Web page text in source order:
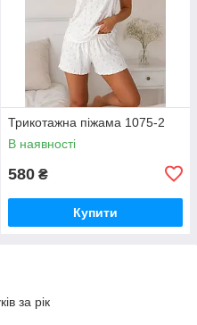
Трикотажна піжама 1075-2
В наявності
580 ₴
Купити
за рік